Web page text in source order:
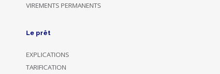
VIREMENTS PERMANENTS
Le prêt
EXPLICATIONS
TARIFICATION